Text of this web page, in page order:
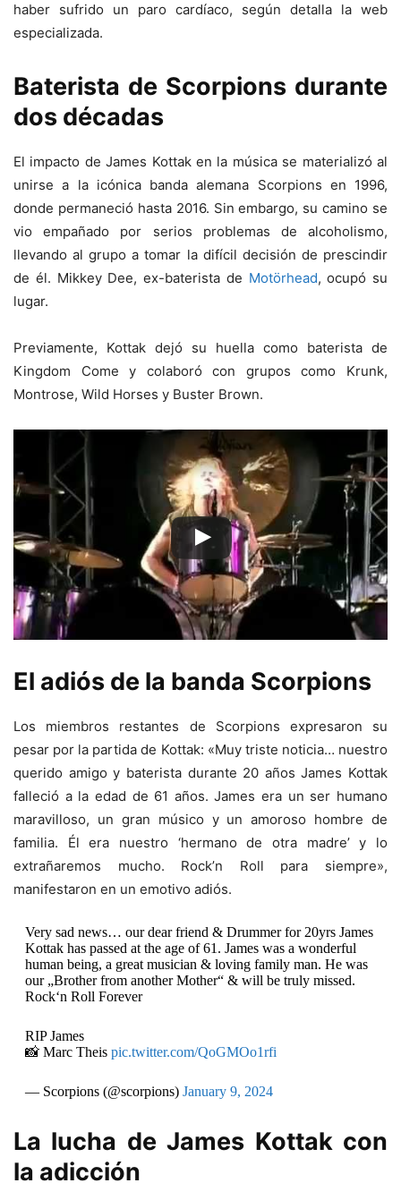
haber sufrido un paro cardíaco, según detalla la web
especializada.
Baterista de Scorpions durante
dos décadas
El impacto de James Kottak en la música se materializó al
unirse a la icónica banda alemana Scorpions en 1996,
donde permaneció hasta 2016. Sin embargo, su camino se
vio empañado por serios problemas de alcoholismo,
llevando al grupo a tomar la difícil decisión de prescindir
de él. Mikkey Dee, ex-baterista de Motörhead, ocupó su
lugar.
Previamente, Kottak dejó su huella como baterista de
Kingdom Come y colaboró con grupos como Krunk,
Montrose, Wild Horses y Buster Brown.
El adiós de la banda Scorpions
Los miembros restantes de Scorpions expresaron su
pesar por la partida de Kottak: «Muy triste noticia… nuestro
querido amigo y baterista durante 20 años James Kottak
falleció a la edad de 61 años. James era un ser humano
maravilloso, un gran músico y un amoroso hombre de
familia. Él era nuestro ‘hermano de otra madre’ y lo
extrañaremos mucho. Rock’n Roll para siempre»,
manifestaron en un emotivo adiós.
Very sad news… our dear friend & Drummer for 20yrs James
Kottak has passed at the age of 61. James was a wonderful
human being, a great musician & loving family man. He was
our „Brother from another Mother“ & will be truly missed.
Rock‘n Roll Forever
RIP James
📸 Marc Theis pic.twitter.com/QoGMOo1rfi
— Scorpions (@scorpions) January 9, 2024
La lucha de James Kottak con
la adicción